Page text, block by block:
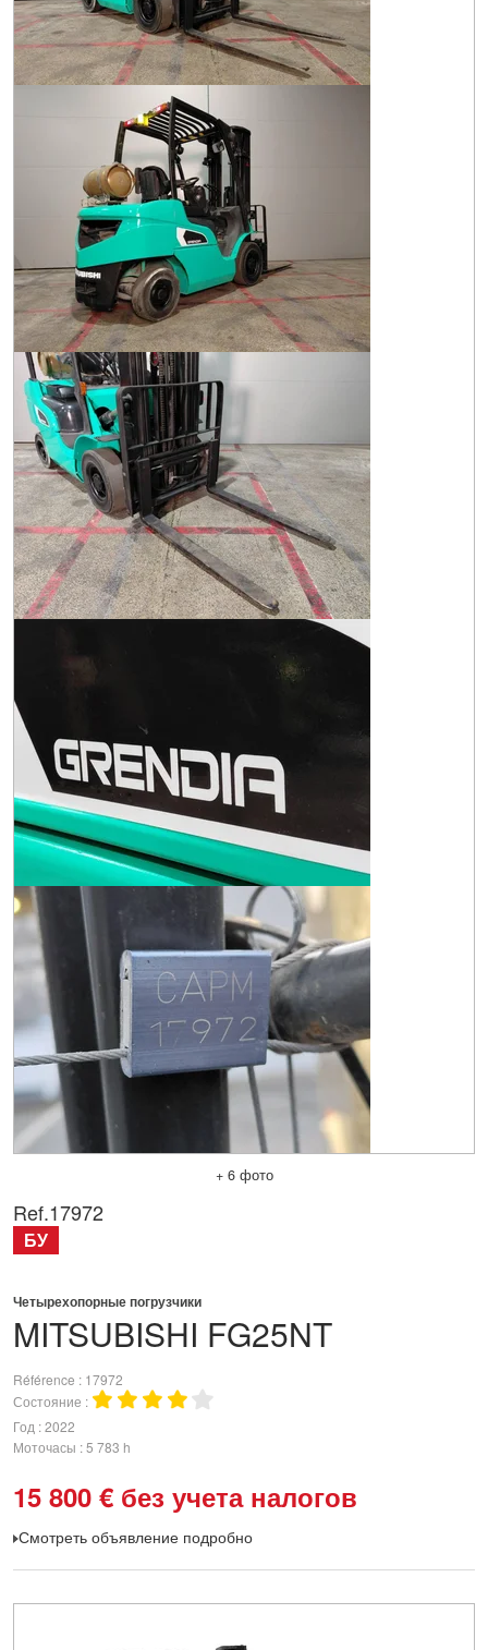
+ 6 фото
MITSUBISHI FG25NT
Четырехопорные погрузчики
Référence
17972
Состояние
Год 2022
Моточасы 5 783 h
15 800 € без учета налогов
Смотреть объявление подробно
Ref.17972
БУ